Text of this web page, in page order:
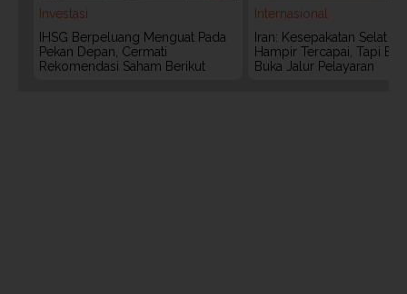
Investasi
IHSG Berpeluang Menguat Pada
Pekan Depan, Cermati
Rekomendasi Saham Berikut
Internasional
Iran: Kesepakatan Selat
Hampir Tercapai, Tapi
Buka Jalur Pelayaran